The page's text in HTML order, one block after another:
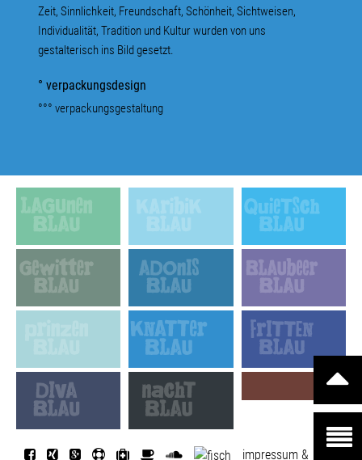
Zeit, Sinnlichkeit, Freundschaft, Schönheit, Sichtweisen,
Individualität, Tradition und Kultur wurden von uns
gestalterisch ins Bild gesetzt.
° verpackungsdesign
°°° verpackungsgestaltung
impressum &